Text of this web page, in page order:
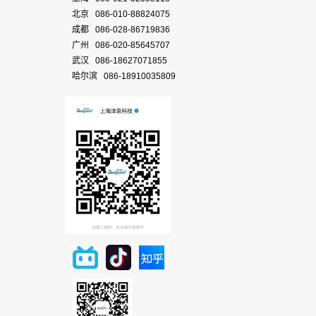
北京 086-010-88824075
成都 086-028-86719836
广州 086-020-85645707
武汉 086-18627071855
哈尔滨 086-18910035809